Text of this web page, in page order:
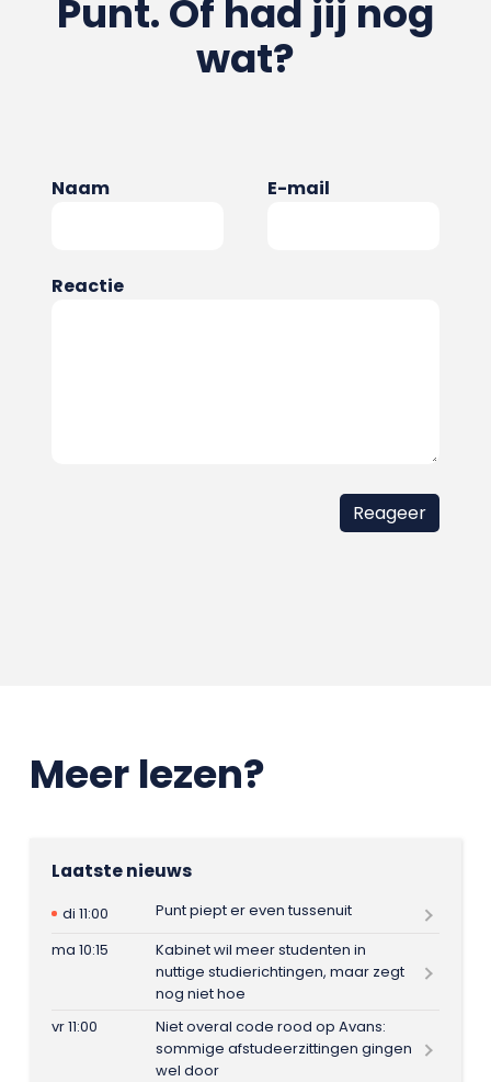
Punt. Of had jij nog
wat?
Naam E-mail
Reactie
Meer lezen?
Laatste nieuws
di 11:00
Punt piept er even tussenuit
ma 10:15
Kabinet wil meer studenten in
nuttige studierichtingen, maar zegt
nog niet hoe
vr 11:00
Niet overal code rood op Avans:
sommige afstudeerzittingen gingen
wel door